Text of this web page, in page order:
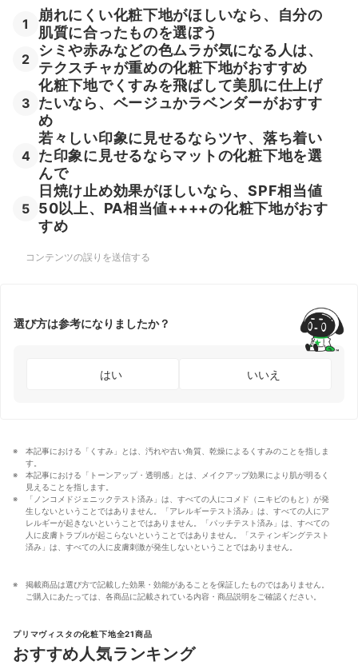
1
崩れにくい化粧下地がほしいなら、自分の
肌質に合ったものを選ぼう
2
シミや赤みなどの色ムラが気になる人は、
テクスチャが重めの化粧下地がおすすめ
3
化粧下地でくすみを飛ばして美肌に仕上げ
たいなら、ベージュかラベンダーがおすす
め
4
若々しい印象に見せるならツヤ、落ち着い
た印象に見せるならマットの化粧下地を選
んで
5
日焼け止め効果がほしいなら、SPF相当値
50以上、PA相当値++++の化粧下地がおす
すめ
コンテンツの誤りを送信する
選び方は参考になりましたか？
はい いいえ
本記事における「くすみ」とは、汚れや古い角質、乾燥によるくすみのことを指しま
す。
本記事における「トーンアップ・透明感」とは、メイクアップ効果により肌が明るく
見えることを指します。
「ノンコメドジェニックテスト済み」は、すべての人にコメド（ニキビのもと）が発
生しないということではありません。「アレルギーテスト済み」は、すべての人にア
レルギーが起きないということではありません。「パッチテスト済み」は、すべての
人に皮膚トラブルが起こらないということではありません。「スティンギングテスト
済み」は、すべての人に皮膚刺激が発生しないということではありません。
掲載商品は選び方で記載した効果・効能があることを保証したものではありません。
ご購入にあたっては、各商品に記載されている内容・商品説明をご確認ください。
プリマヴィスタの化粧下地全21商品
おすすめ人気ランキング